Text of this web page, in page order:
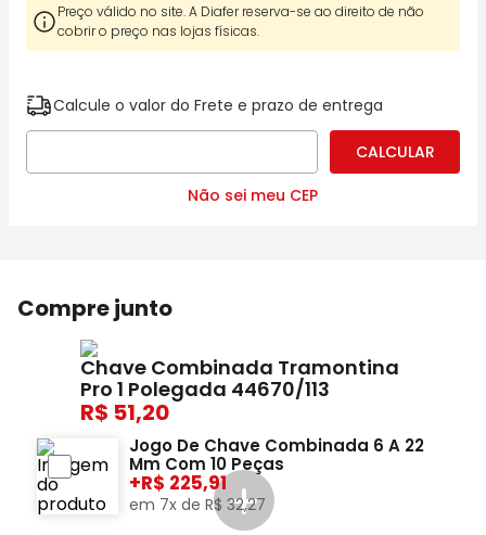
Preço válido no site. A Diafer reserva-se ao direito de não
cobrir o preço nas lojas físicas.
Calcule o valor do Frete e prazo de entrega
Não sei meu CEP
Compre junto
Chave Combinada Tramontina
Pro 1 Polegada 44670/113
51,20
Jogo De Chave Combinada 6 A 22
Mm Com 10 Peças
+ 225,91
em 7x de R$ 32,27